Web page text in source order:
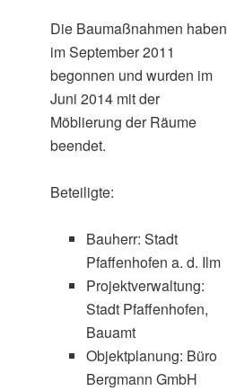
Die Baumaßnahmen haben
im September 2011
begonnen und wurden im
Juni 2014 mit der
Möblierung der Räume
beendet.
Beteiligte:
Bauherr: Stadt
Pfaffenhofen a. d. Ilm
Projektverwaltung:
Stadt Pfaffenhofen,
Bauamt
Objektplanung: Büro
Bergmann GmbH